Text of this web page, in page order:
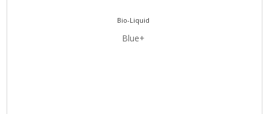
Bio-Liquid
Blue+